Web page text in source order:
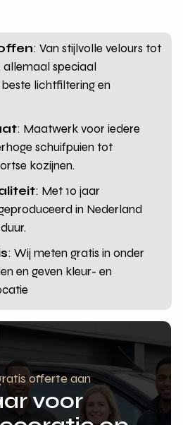
: Van stijlvolle velours tot
allemaal speciaal
lichtfiltering en
: Maatwerk voor iedere
schuifpuien tot
kozijnen.
: Met 10 jaar
in Nederland
: Wij meten gratis in onder
en geven kleur- en
offerte aan
voor